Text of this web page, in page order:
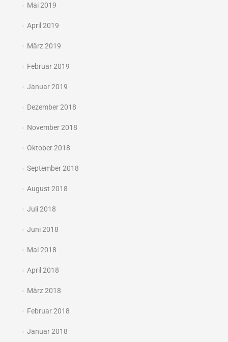
Mai 2019
April 2019
März 2019
Februar 2019
Januar 2019
Dezember 2018
November 2018
Oktober 2018
September 2018
August 2018
Juli 2018
Juni 2018
Mai 2018
April 2018
März 2018
Februar 2018
Januar 2018